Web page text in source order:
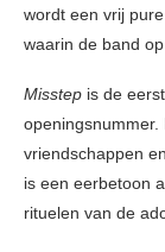
wordt een vrij
waarin de band
Misstep is de
vriendschappen
is een eerbetoon
rituelen van de